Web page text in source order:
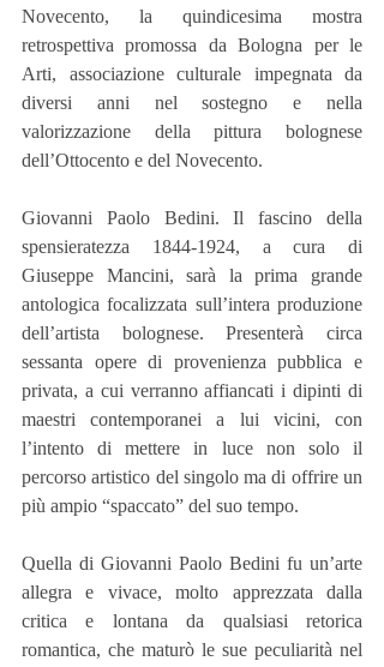
Novecento, la quindicesima mostra
retrospettiva promossa da Bologna per le
Arti, associazione culturale impegnata da
diversi anni nel sostegno e nella
valorizzazione della pittura bolognese
dell’Ottocento e del Novecento.
Giovanni Paolo Bedini. Il fascino della
spensieratezza 1844-1924, a cura di
Giuseppe Mancini, sarà la prima grande
antologica focalizzata sull’intera produzione
dell’artista bolognese. Presenterà circa
sessanta opere di provenienza pubblica e
privata, a cui verranno affiancati i dipinti di
maestri contemporanei a lui vicini, con
l’intento di mettere in luce non solo il
percorso artistico del singolo ma di offrire un
più ampio “spaccato” del suo tempo.
Quella di Giovanni Paolo Bedini fu un’arte
allegra e vivace, molto apprezzata dalla
critica e lontana da qualsiasi retorica
romantica, che maturò le sue peculiarità nel